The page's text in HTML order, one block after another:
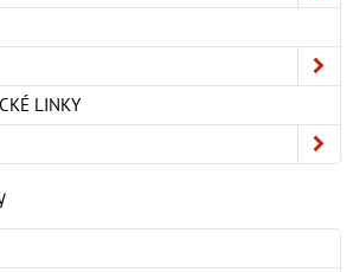
LINKY